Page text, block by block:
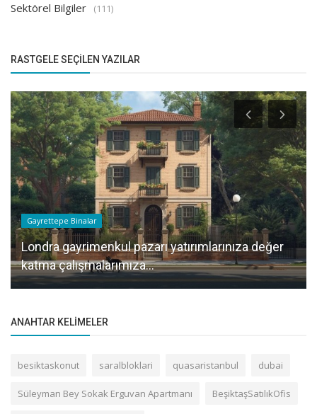
Sektörel Bilgiler (111)
RASTGELE SEÇILEN YAZILAR
Gayrettepe Binalar
Londra gayrimenkul pazarı yatırımlarınıza değer
katma çalışmalarımıza...
ANAHTAR KELIMELER
besiktaskonut saralbloklari quasaristanbul dubai
Süleyman Bey Sokak Erguvan Apartmanı BeşiktaşSatılıkOfis